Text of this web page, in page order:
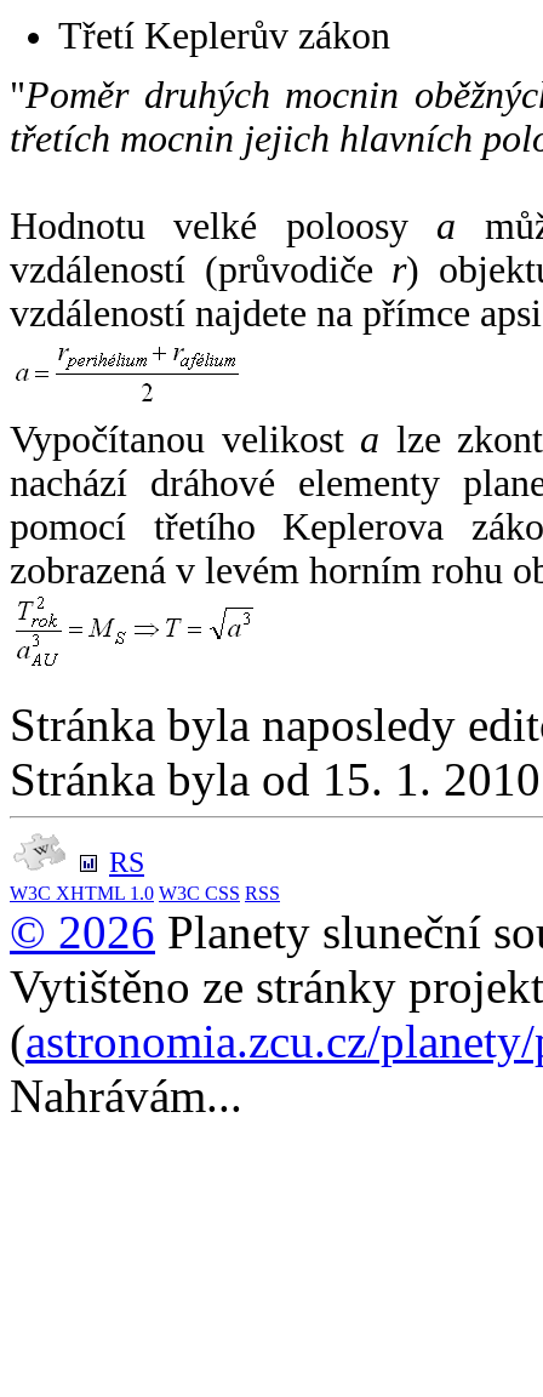
Třetí Keplerův zákon
"Poměr druhých mocnin
třetích mocnin jejich hlavních
Hodnotu velké poloosy a
vzdáleností (průvodiče r)
vzdáleností najdete na přímce
Vypočítanou velikost a lze
nachází dráhové elementy
pomocí třetího Keplerova
zobrazená v levém horním rohu
Stránka byla naposledy
Stránka byla od 15. 1.
RS
W3C XHTML 1.0 W3C CSS RSS
© 2026 Planety sluneční
Vytištěno ze stránky
(astronomia.zcu.cz/
Nahrávám...